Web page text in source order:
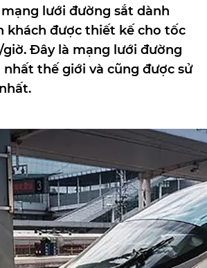
lưới đường sắt dành
khách được thiết kế cho tốc
Đây là mạng lưới đường
nhất thế giới và cũng được sử